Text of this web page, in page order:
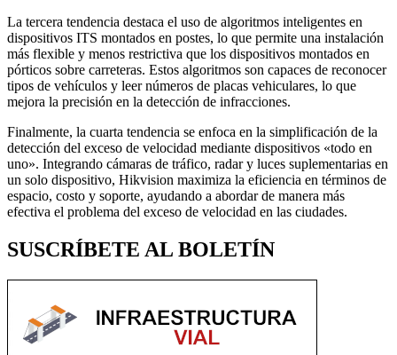
La tercera tendencia destaca el uso de algoritmos inteligentes en
dispositivos ITS montados en postes, lo que permite una instalación
más flexible y menos restrictiva que los dispositivos montados en
pórticos sobre carreteras. Estos algoritmos son capaces de reconocer
tipos de vehículos y leer números de placas vehiculares, lo que
mejora la precisión en la detección de infracciones.
Finalmente, la cuarta tendencia se enfoca en la simplificación de la
detección del exceso de velocidad mediante dispositivos «todo en
uno». Integrando cámaras de tráfico, radar y luces suplementarias en
un solo dispositivo, Hikvision maximiza la eficiencia en términos de
espacio, costo y soporte, ayudando a abordar de manera más
efectiva el problema del exceso de velocidad en las ciudades.
SUSCRÍBETE AL BOLETÍN